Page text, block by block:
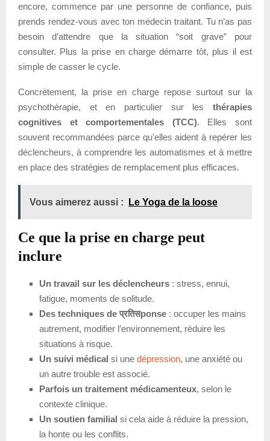
encore, commence par une personne de confiance, puis
prends rendez-vous avec ton médecin traitant. Tu n’as pas
besoin d’attendre que la situation “soit grave” pour
consulter. Plus la prise en charge démarre tôt, plus il est
simple de casser le cycle.
Concrètement, la prise en charge repose surtout sur la
psychothérapie, et en particulier sur les thérapies
cognitives et comportementales (TCC). Elles sont
souvent recommandées parce qu’elles aident à repérer les
déclencheurs, à comprendre les automatismes et à mettre
en place des stratégies de remplacement plus efficaces.
Vous aimerez aussi : Le Yoga de la loose
Ce que la prise en charge peut
inclure
Un travail sur les déclencheurs : stress, ennui,
fatigue, moments de solitude.
Des techniques de प्रतिसponse : occuper les mains
autrement, modifier l’environnement, réduire les
situations à risque.
Un suivi médical si une dépression, une anxiété ou
un autre trouble est associé.
Parfois un traitement médicamenteux, selon le
contexte clinique.
Un soutien familial si cela aide à réduire la pression,
la honte ou les conflits.